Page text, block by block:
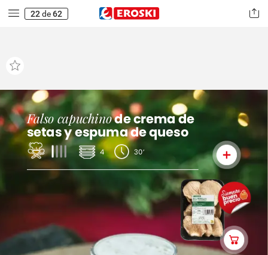
22de62
Falsocapuchinodecremade
setasyespumadequeso
30’
4